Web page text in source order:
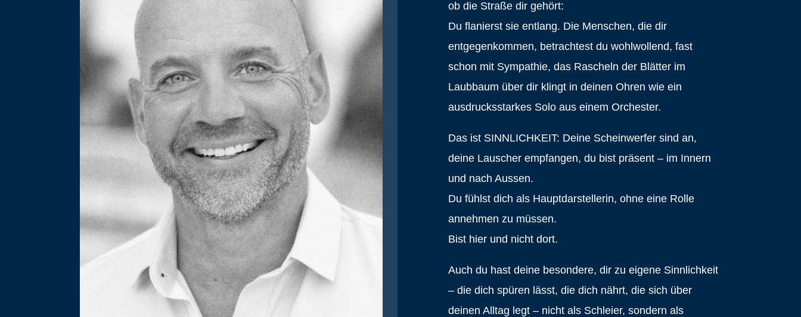
ob die Straße dir gehört:
Du flanierst sie entlang. Die Menschen, die dir
entgegenkommen, betrachtest du wohlwollend, fast
schon mit Sympathie, das Rascheln der Blätter im
Laubbaum über dir klingt in deinen Ohren wie ein
ausdrucksstarkes Solo aus einem Orchester.
Das ist SINNLICHKEIT: Deine Scheinwerfer sind an,
deine Lauscher empfangen, du bist präsent – im Innern
und nach Aussen.
Du fühlst dich als Hauptdarstellerin, ohne eine Rolle
annehmen zu müssen.
Bist hier und nicht dort.
Auch du hast deine besondere, dir zu eigene Sinnlichkeit
– die dich spüren lässt, die dich nährt, die sich über
deinen Alltag legt – nicht als Schleier, sondern als